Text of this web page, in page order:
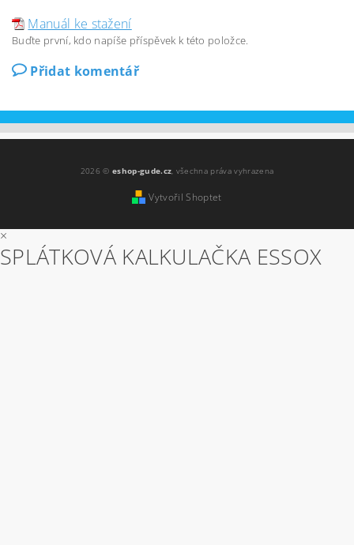
Manuál ke stažení
Buďte první, kdo napíše příspěvek k této položce.
Přidat komentář
2026 ©eshop-gude.cz, všechna práva vyhrazena
Vytvořil Shoptet
×
SPLÁTKOVÁ KALKULAČKA ESSOX